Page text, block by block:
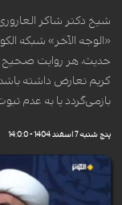
شیخ دکتر شاکر
«الوجه الآخر» شبکه
حدیث، هر روایت صحیح و
کریم تعارض داشته
بازمی‌گردد یا به عدم
پنج شنبه 7 اسفند 1404 - 14:0:0